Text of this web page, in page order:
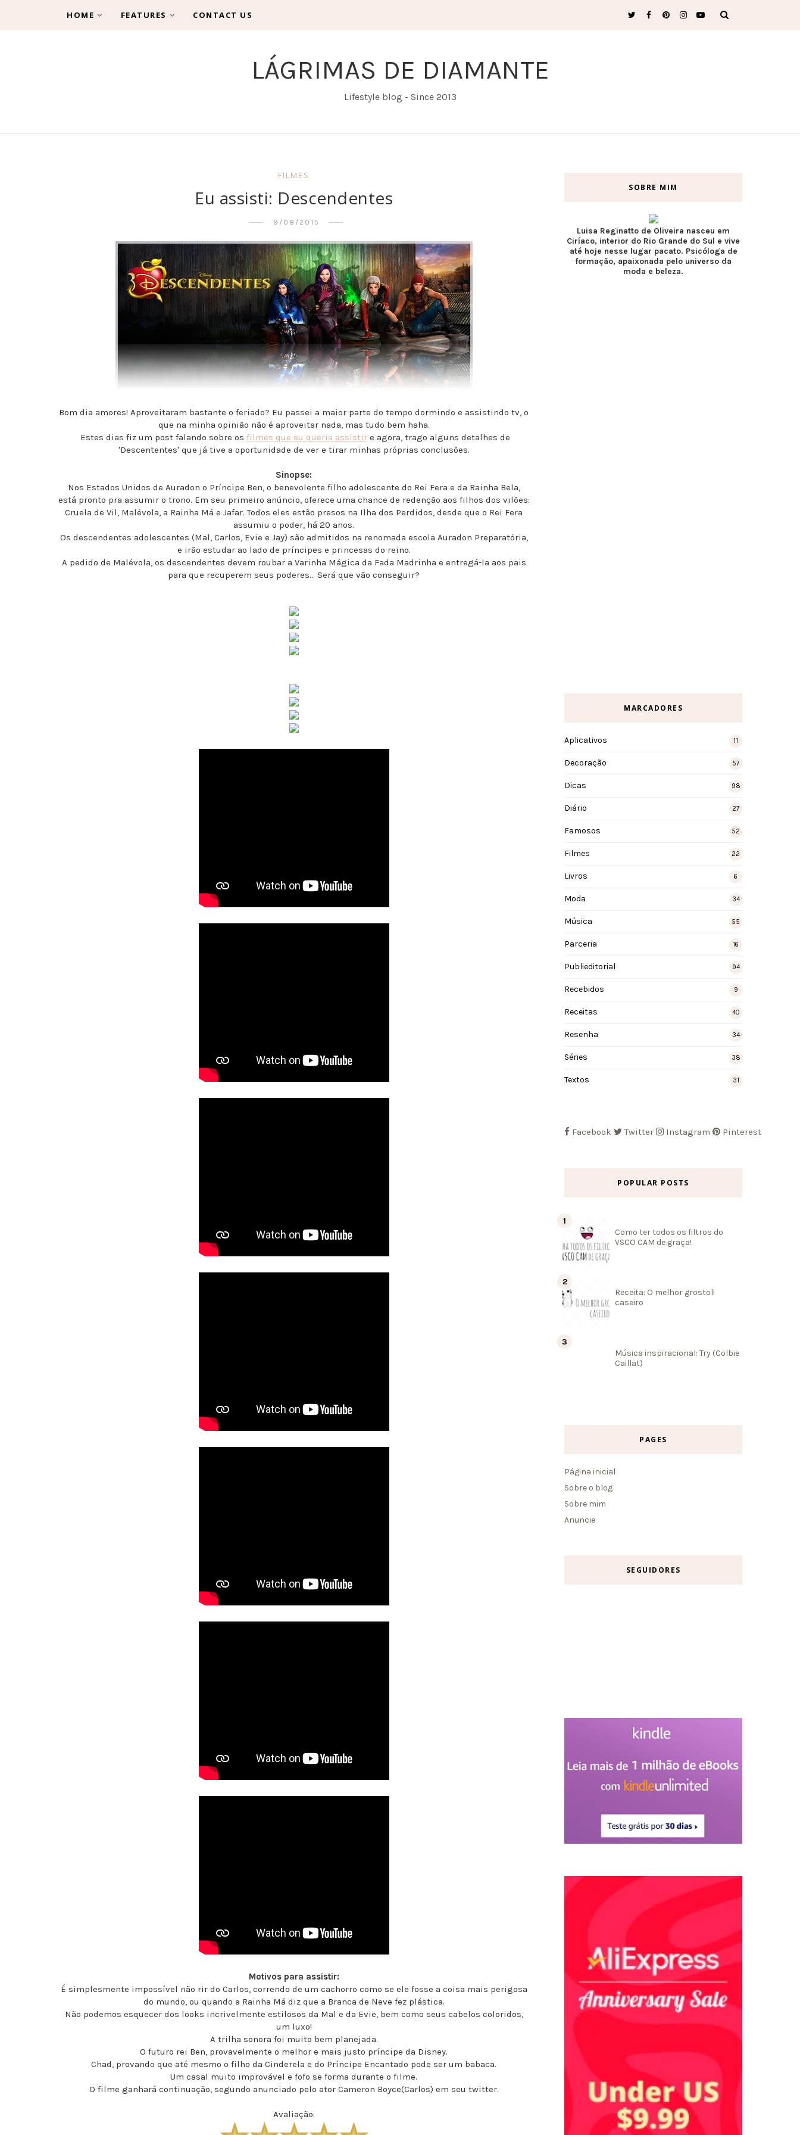
LÁGRIMAS DE DIAMANTE
Lifestyle blog - Since 2013
HOME FEATURES CONTACT US
FILMES
Eu assisti: Descendentes
9/08/2015
Bom dia amores! Aproveitaram bastante o feriado? Eu passei a maior parte do tempo dormindo e assistindo tv, o
que na minha opinião não é aproveitar nada, mas tudo bem haha.
Estes dias fiz um post falando sobre os filmes que eu queria assistire agora, trago alguns detalhes de
'Descententes' que já tive a oportunidade de ver e tirar minhas próprias conclusões.
Sinopse:
Nos Estados Unidos de Auradon o Príncipe Ben, o benevolente filho adolescente do Rei Fera e da Rainha Bela,
está pronto pra assumir o trono. Em seu primeiro anúncio, oferece uma chance de redenção aos filhos dos vilões:
Cruela de Vil, Malévola, a Rainha Má e Jafar. Todos eles estão presos na Ilha dos Perdidos, desde que o Rei Fera
assumiu o poder, há 20 anos.
Os descendentes adolescentes (Mal, Carlos, Evie e Jay) são admitidos na renomada escola Auradon Preparatória,
e irão estudar ao lado de príncipes e princesas do reino.
A pedido de Malévola, os descendentes devem roubar a Varinha Mágica da Fada Madrinha e entregá-la aos pais
para que recuperem seus poderes... Será que vão conseguir?
Motivos para assistir:
É simplesmente impossível não rir do Carlos, correndo de um cachorro como se ele fosse a coisa mais perigosa
do mundo, ou quando a Rainha Má diz que a Branca de Neve fez plástica.
Não podemos esquecer dos looks incrivelmente estilosos da Mal e da Evie, bem como seus cabelos coloridos,
um luxo!
A trilha sonora foi muito bem planejada.
O futuro rei Ben, provavelmente o melhor e mais justo príncipe da Disney.
Chad, provando que até mesmo o filho da Cinderela e do Príncipe Encantado pode ser um babaca.
Um casal muito improvável e fofo se forma durante o filme.
O filme ganhará continuação, segundo anunciado pelo ator Cameron Boyce(Carlos) em seu twitter.
Avaliação:
SOBRE MIM
Luisa Reginatto de Oliveira nasceu em
Ciríaco, interior do Rio Grande do Sul e vive
até hoje nesse lugar pacato. Psicóloga de
formação, apaixonada pelo universo da
moda e beleza.
MARCADORES
Aplicativos 11
Decoração 57
Dicas 98
Diário 27
Famosos 52
Filmes 22
Livros 6
Moda 34
Música 55
Parceria 16
Publieditorial 94
Recebidos 9
Receitas 40
Resenha 34
Séries 38
Textos 31
Facebook Twitter Instagram Pinterest
POPULAR POSTS
Como ter todos os filtros do
VSCO CAM de graça!
Receita: O melhor grostoli
caseiro
Música inspiracional: Try (Colbie
Caillat)
PAGES
Página inicial
Sobre o blog
Sobre mim
Anuncie
SEGUIDORES